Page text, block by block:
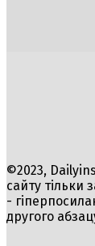
©2023,
сайту тільки
-
другого